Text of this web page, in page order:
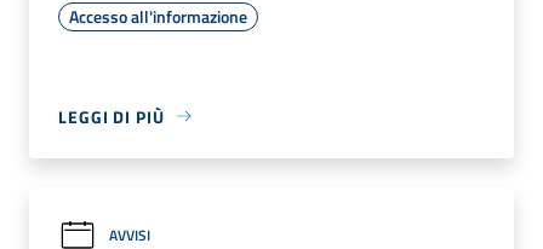
Accesso all'informazione
LEGGI DI PIÙ
AVVISI